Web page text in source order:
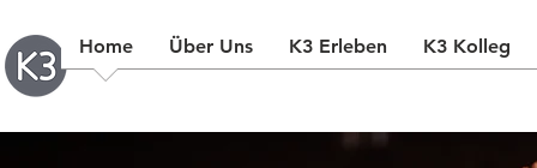
Home Über Uns K3 Erleben K3 Kolleg